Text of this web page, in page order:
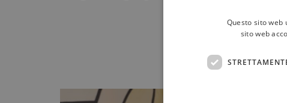
Questo sito web
sito web